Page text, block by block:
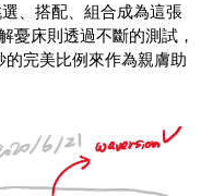
、搭配、組合成為這張
憂床則透過不斷的測試，
完美比例來作為親膚助